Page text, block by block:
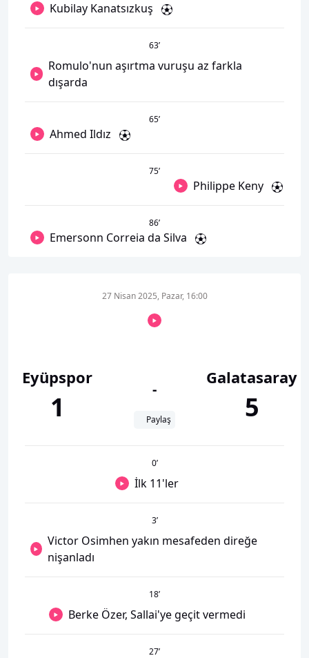
Kubilay Kanatsızkuş
63’
Romulo'nun aşırtma vuruşu az farkla
dışarda
65’
Ahmed Ildız
75’
Philippe Keny
86’
Emersonn Correia da Silva
Eyüpspor
1
27 Nisan 2025, Pazar, 16:00
-
Paylaş
Galatasaray
5
0’
İlk 11'ler
3’
Victor Osimhen yakın mesafeden direğe
nişanladı
18’
Berke Özer, Sallai'ye geçit vermedi
27’